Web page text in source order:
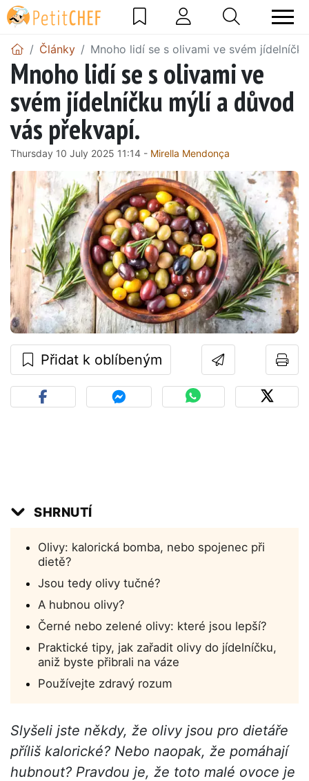
Články Mnoho lidí se s olivami ve svém
Mnoho lidí se s olivami ve
svém jídelníčku mýlí a důvod
vás překvapí.
Thursday 10 July 2025 11:14 - Mirella Mendonça
Přidat k oblíbeným
SHRNUTÍ
Olivy: kalorická bomba, nebo spojenec při
dietě?
Jsou tedy olivy tučné?
A hubnou olivy?
Černé nebo zelené olivy: které jsou lepší?
Praktické tipy, jak zařadit olivy do jídelníčku,
aniž byste přibrali na váze
Používejte zdravý rozum
Slyšeli jste někdy, že olivy jsou pro dietáře
příliš kalorické? Nebo naopak, že pomáhají
hubnout? Pravdou je, že toto malé ovoce je